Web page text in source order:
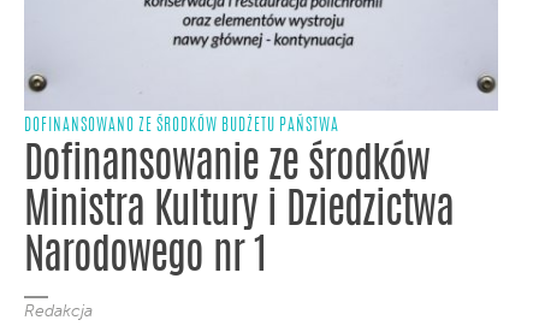
DOFINANSOWANO ZE ŚRODKÓW BUDŻETU PAŃSTWA
Dofinansowanie ze środków
Ministra Kultury i Dziedzictwa
Narodowego nr 1
Redakcja